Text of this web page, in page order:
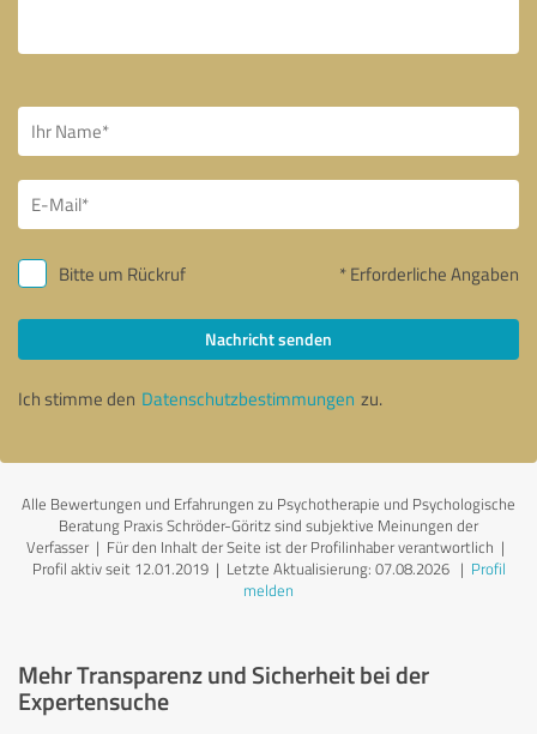
Bitte um Rückruf * Erforderliche Angaben
Nachricht senden
Ich stimme den Datenschutzbestimmungen zu.
Alle Bewertungen und Erfahrungen zu Psychotherapie und Psychologische
Beratung Praxis Schröder-Göritz sind subjektive Meinungen der
Verfasser | Für den Inhalt der Seite ist der Profilinhaber verantwortlich |
Profil aktiv seit 12.01.2019 | Letzte Aktualisierung: 07.08.2026| Profil
melden
Mehr Transparenz und Sicherheit bei der
Expertensuche